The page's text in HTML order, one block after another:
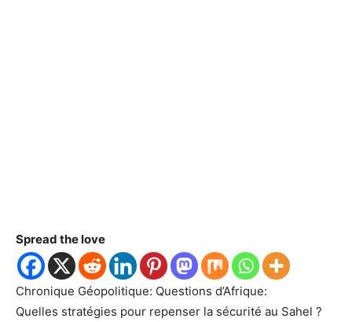
Spread the love
Chronique Géopolitique: Questions d’Afrique:
Quelles stratégies pour repenser la sécurité au Sahel ?